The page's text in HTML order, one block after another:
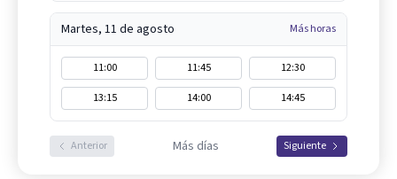
Martes, 11 de agosto Más horas
11:00 11:45
12:30
13:15
14:00 14:45
Anterior Más días Siguiente